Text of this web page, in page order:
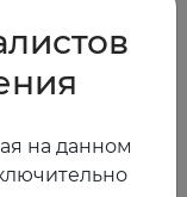
на данном